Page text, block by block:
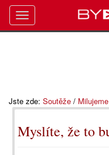
Jste zde: Soutěže /
Myslíte, že to
Toggle
navigation